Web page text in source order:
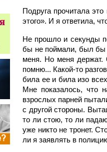
Подруга прочитала
этого». И я ответила,
Не прошло и секунды
бы не поймали, был бы
меня. Но меня держат.
помню... Какой-то
била ее и била изо
Мне показалось, что
взрослых парней
с другой стороны.
то ли стою, то ли
уже никто не тронет.
ли я заявлять в